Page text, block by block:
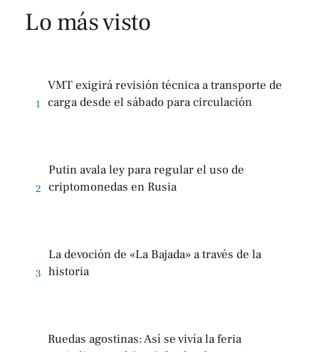
Lo más visto
1
VMT exigirá revisión técnica a transporte de
carga desde el sábado para circulación
2
Putin avala ley para regular el uso de
criptomonedas en Rusia
3
La devoción de «La Bajada» a través de la
historia
Ruedas agostinas: Así se vivía la feria